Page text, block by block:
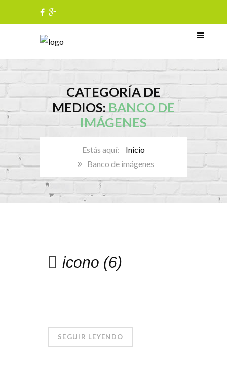
CATEGORÍA DE
MEDIOS:BANCO DE
IMÁGENES
Inicio
Banco de imágenes
icono (6)
SEGUIR LEYENDO